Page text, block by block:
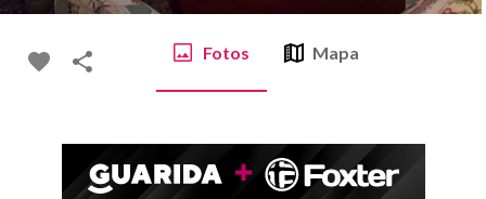
Fotos Mapa